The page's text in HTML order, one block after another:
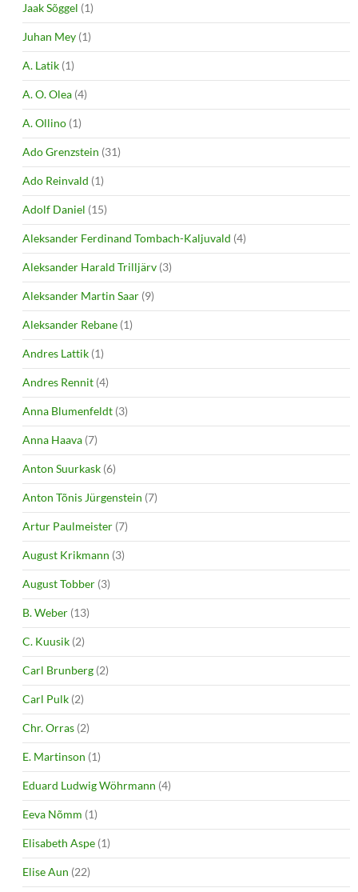
Jaak Sõggel (1)
Juhan Mey (1)
A. Latik (1)
A. O. Olea (4)
A. Ollino (1)
Ado Grenzstein (31)
Ado Reinvald (1)
Adolf Daniel (15)
Aleksander Ferdinand Tombach-Kaljuvald (4)
Aleksander Harald Trilljärv (3)
Aleksander Martin Saar (9)
Aleksander Rebane (1)
Andres Lattik (1)
Andres Rennit (4)
Anna Blumenfeldt (3)
Anna Haava (7)
Anton Suurkask (6)
Anton Tõnis Jürgenstein (7)
Artur Paulmeister (7)
August Krikmann (3)
August Tobber (3)
B. Weber (13)
C. Kuusik (2)
Carl Brunberg (2)
Carl Pulk (2)
Chr. Orras (2)
E. Martinson (1)
Eduard Ludwig Wöhrmann (4)
Eeva Nõmm (1)
Elisabeth Aspe (1)
Elise Aun (22)